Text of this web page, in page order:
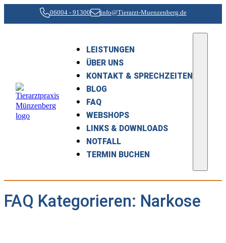
06004 - 91300 info@Tierarzt-Muenzenberg.de
LEISTUNGEN
ÜBER UNS
KONTAKT & SPRECHZEITEN
BLOG
FAQ
WEBSHOPS
LINKS & DOWNLOADS
NOTFALL
TERMIN BUCHEN
FAQ Kategorieren: Narkose